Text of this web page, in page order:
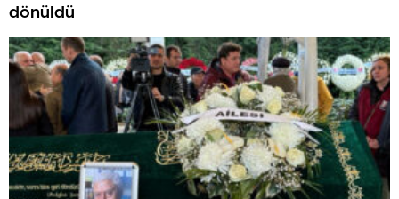
dönüldü